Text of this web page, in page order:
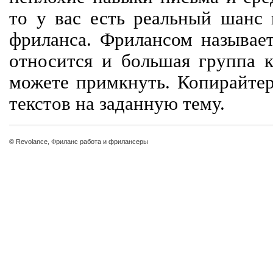
то у вас есть реальный шанс
фриланса. Фрилансом
относится и большая группа
можете примкнуть.
текстов на заданную тему.
© Revolance, Фриланс работа и фрилансеры